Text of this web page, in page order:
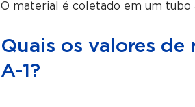
O material é coletado em um tubo
Quais os valores
A-1?